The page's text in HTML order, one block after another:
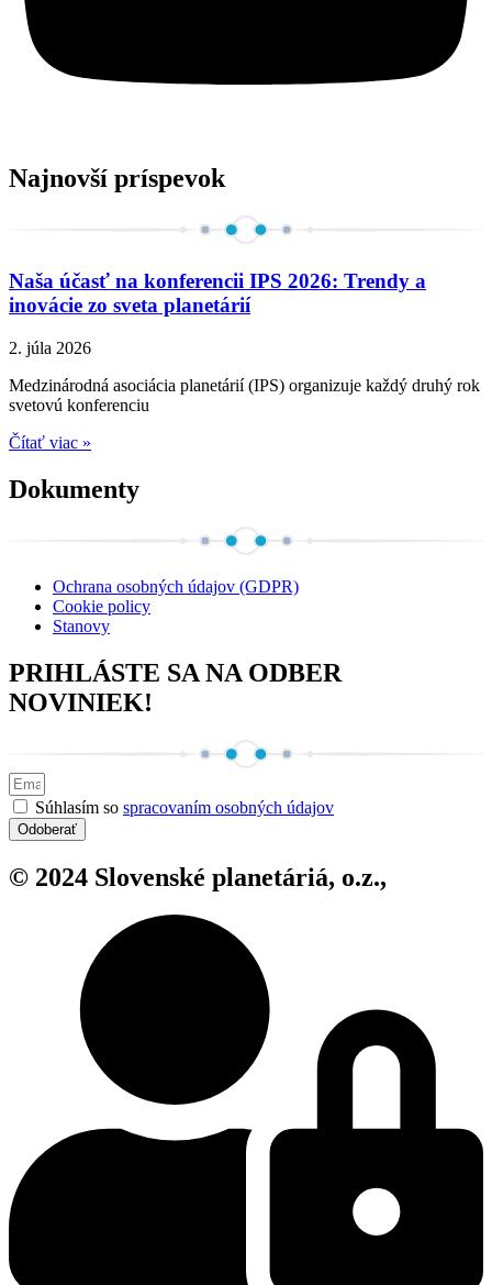
Najnovší príspevok
Naša účasť na konferencii IPS 2026: Trendy a
inovácie zo sveta planetárií
2. júla 2026
Medzinárodná asociácia planetárií (IPS) organizuje každý druhý rok
svetovú konferenciu
Čítať viac »
Dokumenty
Ochrana osobných údajov (GDPR)
Cookie policy
Stanovy
PRIHLÁSTE SA NA ODBER
NOVINIEK!
Súhlasím so spracovaním osobných údajov
Odoberať
© 2024 Slovenské planetáriá, o.z.,